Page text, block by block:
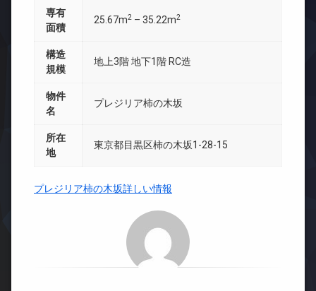
専有
面積
25.67m2 – 35.22m2
構造
規模
地上3階 地下1階 RC造
物件
名
プレジリア柿の木坂
所在
地
東京都目黒区柿の木坂1-28-15
プレジリア柿の木坂詳しい情報